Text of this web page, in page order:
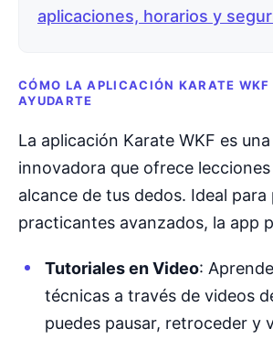
aplicaciones, horarios y
CÓMO LA APLICACIÓN KARATE WKF
AYUDARTE
La aplicación Karate WKF es
innovadora que ofrece
alcance de tus dedos. Ideal
practicantes avanzados, la app
Tutoriales en Video:
técnicas a través de videos
puedes pausar, retroceder y